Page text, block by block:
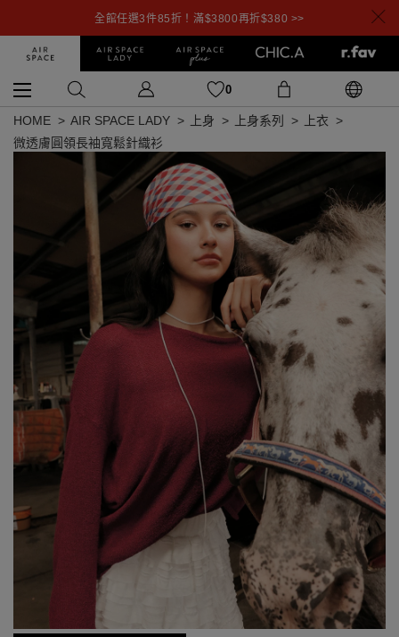
全館任選3件85折！滿$3800再折$380 >>
0
HOME AIR SPACE LADY 上身 上身系列
上衣
微透膚圓領長袖寬鬆針織衫